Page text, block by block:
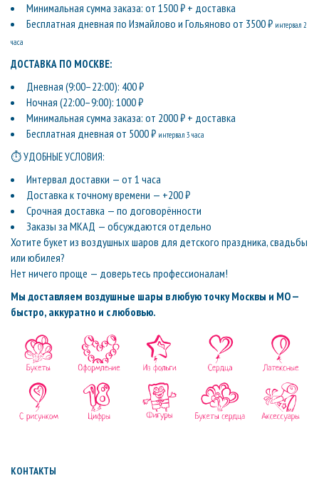
Минимальная сумма заказа: от 1500 ₽ + доставка
Бесплатная дневная по Измайлово и Гольяново от 3500 ₽ интервал 2
часа
ДОСТАВКА ПО МОСКВЕ:
Дневная (9:00–22:00): 400 ₽
Ночная (22:00–9:00): 1000 ₽
Минимальная сумма заказа: от 2000 ₽ + доставка
Бесплатная дневная от 5000 ₽ интервал 3 часа
⏱ УДОБНЫЕ УСЛОВИЯ:
Интервал доставки — от 1 часа
Доставка к точному времени — +200 ₽
Срочная доставка — по договорённости
Заказы за МКАД — обсуждаются отдельно
Хотите букет из воздушных шаров для детского праздника, свадьбы
или юбилея?
Нет ничего проще — доверьтесь профессионалам!
Мы доставляем воздушные шары в любую точку Москвы и МО —
быстро, аккуратно и с любовью.
КОНТАКТЫ